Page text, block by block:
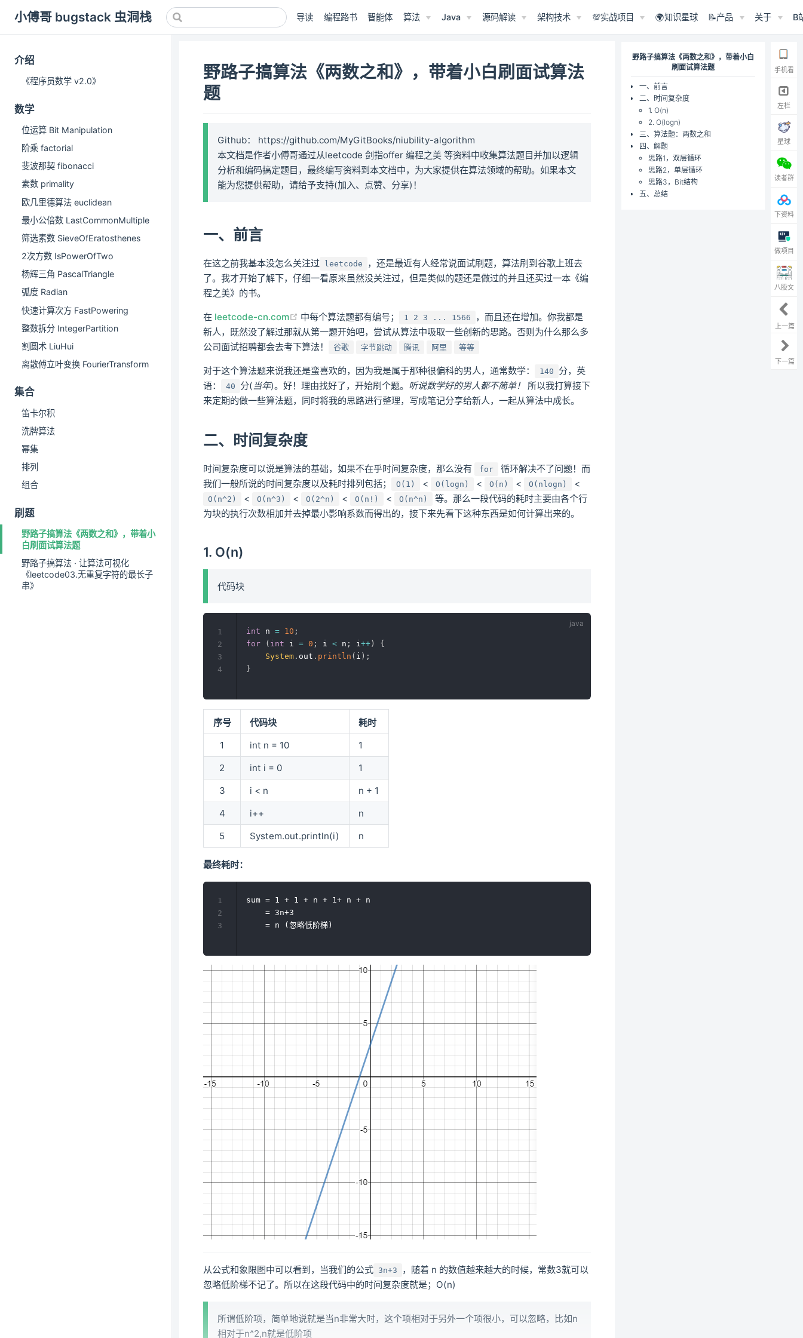
小傅哥 bugstack 虫洞栈 导读 编程路书 智能体 算法 Java 源码解读 架构技术 💯实战项目 🌍知识星球 📝产品 关于 B
介绍
《程序员数学 v2.0》
数学
位运算 Bit Manipulation
阶乘 factorial
斐波那契 fibonacci
素数 primality
欧几里德算法 euclidean
最小公倍数 LastCommonMultiple
筛选素数 SieveOfEratosthenes
2次方数 IsPowerOfTwo
杨辉三角 PascalTriangle
弧度 Radian
快速计算次方 FastPowering
整数拆分 IntegerPartition
割圆术 LiuHui
离散傅立叶变换 FourierTransform
集合
笛卡尔积
洗牌算法
幂集
排列
组合
刷题
野路子搞算法《两数之和》，带着小
白刷面试算法题
野路子搞算法 · 让算法可视化
《leetcode03.无重复字符的最长子
串》
野路子搞算法《两数之和》，带着小白刷面试算法
题
Github： https://github.com/MyGitBooks/niubility-algorithm
本文档是作者小傅哥通过从leetcode 剑指offer 编程之美 等资料中收集算法题目并加以逻辑
分析和编码搞定题目，最终编写资料到本文档中，为大家提供在算法领域的帮助。如果本文
能为您提供帮助，请给予支持(加入、点赞、分享)！
一、前言
在这之前我基本没怎么关注过 leetcode
，还是最近有人经常说面试刷题，算法刷到谷歌上班去
了。我才开始了解下，仔细一看原来虽然没关注过，但是类似的题还是做过的并且还买过一本《编
程之美》的书。
在 leetcode-cn.com (opens new window)
中每个算法题都有编号； 1 2 3 ... 1566
，而且还在增加。你我都是
新人，既然没了解过那就从第一题开始吧，尝试从算法中吸取一些创新的思路。否则为什么那么多
公司面试招聘都会去考下算法！
谷歌 字节跳动 腾讯 阿里 等等
对于这个算法题来说我还是蛮喜欢的，因为我是属于那种很偏科的男人，通常数学： 140
分，英
语：
40 分(当年)。好！理由找好了，开始刷个题。 听说数学好的男人都不简单！
所以我打算接下
来定期的做一些算法题，同时将我的思路进行整理，写成笔记分享给新人，一起从算法中成长。
二、时间复杂度
时间复杂度可以说是算法的基础，如果不在乎时间复杂度，那么没有 for
循环解决不了问题！而
我们一般所说的时间复杂度以及耗时排列包括；
O(1) < O(logn) < O(n) < O(nlogn) <
O(n^2) < O(n^3) < O(2^n) < O(n!) < O(n^n)
等。那么一段代码的耗时主要由各个行
为块的执行次数相加并去掉最小影响系数而得出的，接下来先看下这种东西是如何计算出来的。
1. O(n)
代码块
int n = 10 ;
for
( int i = 0 ; i < n ; i++ )
{
System . out . println ( i ) ;
}
1
2
3
4
序号 代码块
耗时
1
int n = 10
1
2
int i = 0
1
3
i < n
n + 1
4
i++
n
5
System.out.println(i) n
最终耗时：
sum = 1 + 1 + n + 1+ n + n
1
2
3
从公式和象限图中可以看到，当我们的公式 3n+3
，随着 n 的数值越来越大的时候，常数3就可以
忽略低阶梯不记了。所以在这段代码中的时间复杂度就是；O(n)
所谓低阶项，简单地说就是当n非常大时，这个项相对于另外一个项很小，可以忽略，比如n
相对于n^2,n就是低阶项
野路子搞算法《两数之和》，带着小白
刷面试算法题
一、前言
二、时间复杂度
1. O(n)
2. O(logn)
三、算法题：两数之和
四、解题
思路1，双层循环
思路2，单层循环
思路3，Bit结构
五、总结
手机看
左栏
星球
读者群
下资料
做项目
八股文
上一篇
下一篇